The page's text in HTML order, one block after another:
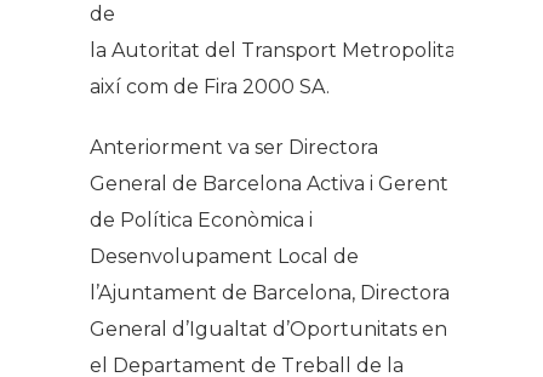
de
la Autoritat del Transport Metropolitana,
així com de Fira 2000 SA.
Anteriorment va ser Directora
General de Barcelona Activa i Gerent
de Política Econòmica i
Desenvolupament Local de
l’Ajuntament de Barcelona, Directora
General d’Igualtat d’Oportunitats en
el Departament de Treball de la